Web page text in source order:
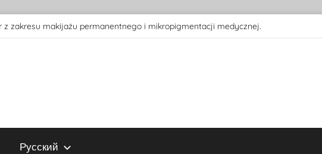
z zakresu makijażu permanentnego i mikropigmentacji medycznej.
Русский